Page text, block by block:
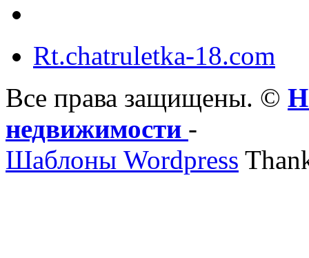
Rt.chatruletka-18.com
Все права защищены. ©
недвижимости -
Шаблоны Wordpress